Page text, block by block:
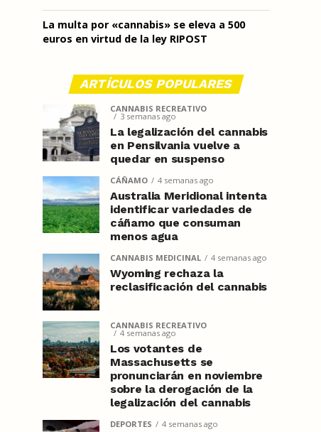
La multa por «cannabis» se eleva a 500
euros en virtud de la ley RIPOST
ARTÍCULOS POPULARES
CANNABIS RECREATIVO
3 semanas ago
La legalización del cannabis
en Pensilvania vuelve a
quedar en suspenso
CÁÑAMO 4 semanas ago
Australia Meridional intenta
identificar variedades de
cáñamo que consuman
menos agua
CANNABIS MEDICINAL 4 semanas ago
Wyoming rechaza la
reclasificación del cannabis
CANNABIS RECREATIVO
4 semanas ago
Los votantes de
Massachusetts se
pronunciarán en noviembre
sobre la derogación de la
legalización del cannabis
DEPORTES 4 semanas ago